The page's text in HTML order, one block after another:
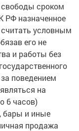
свободы сроком
РФ назначенное
условным
его не
и работы без
поведением
на
6 часов)
бары и иные
продажа